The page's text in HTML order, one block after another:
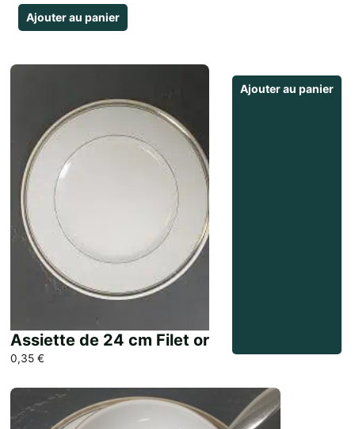
Ajouter au panier
Assiette de 24 cm Filet or
0,35 €
Ajouter au panier